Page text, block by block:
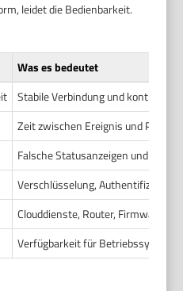
leidet die Bedienbarkeit.
Was es bedeutet
Stabile Verbindung und
Zeit zwischen Ereignis und
Falsche Statusanzeigen und
Verschlüsselung,
Clouddienste, Router, Firmware
Verfügbarkeit für Betriebssysteme